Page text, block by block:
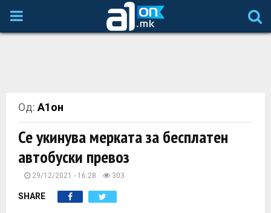
P
M
A
Од: А1он
Се укинува мерката за бесплатен
автобуски превоз
29/12/2021 - 16:28 303
SHARE